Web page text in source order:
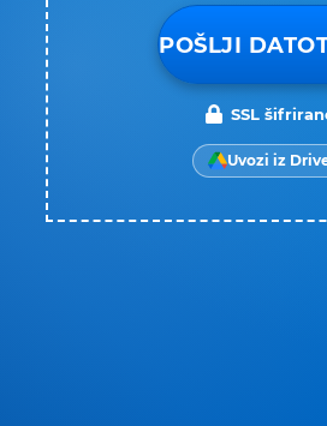
POŠLJI
SSL
Uvozi iz